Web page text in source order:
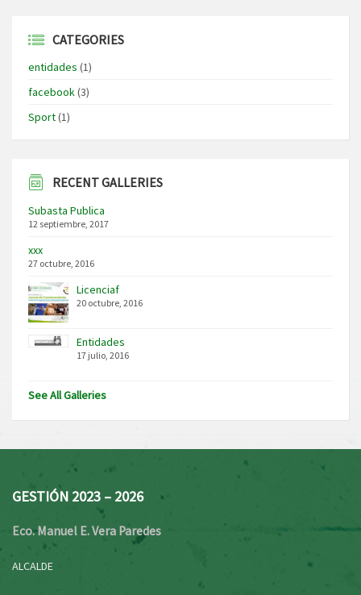
CATEGORIES
entidades (1)
facebook(3)
Sport(1)
RECENT GALLERIES
Subasta Publica
12 septiembre, 2017
xxx
27 octubre, 2016
Licenciaf
20 octubre, 2016
Entidades
17 julio, 2016
See All Galleries
GESTIÓN 2023 – 2026
Eco. Manuel E. Vera Paredes
ALCALDE